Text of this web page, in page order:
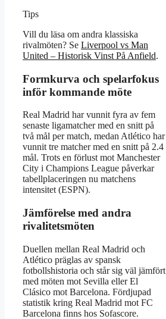
Tips
Vill du läsa om andra klassiska
rivalmöten? Se Liverpool vs Man
United – Historisk Vinst På Anfield.
Formkurva och spelarfokus
inför kommande möte
Real Madrid har vunnit fyra av fem
senaste ligamatcher med en snitt på
två mål per match, medan Atlético har
vunnit tre matcher med en snitt på 2.4
mål. Trots en förlust mot Manchester
City i Champions League påverkar
tabellplaceringen nu matchens
intensitet (ESPN).
Jämförelse med andra
rivalitetsmöten
Duellen mellan Real Madrid och
Atlético präglas av spansk
fotbollshistoria och står sig väl jämfört
med möten mot Sevilla eller El
Clásico mot Barcelona. Fördjupad
statistik kring Real Madrid mot FC
Barcelona finns hos Sofascore.